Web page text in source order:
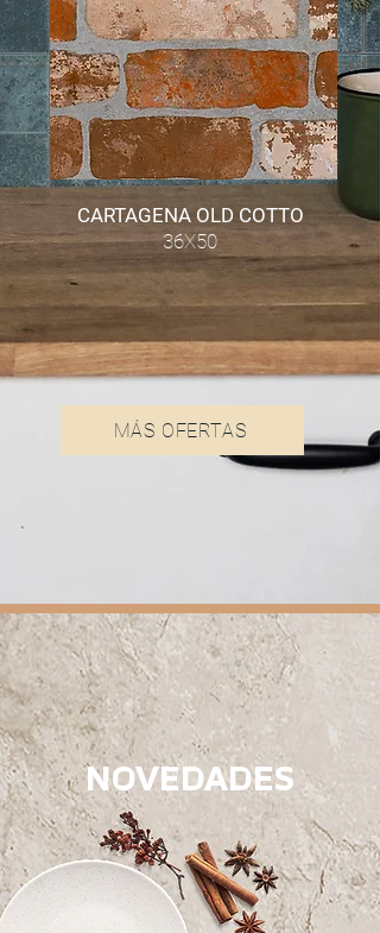
CARTAGENA OLD COTTO
36X50
MÁS OFERTAS
NOVEDADES